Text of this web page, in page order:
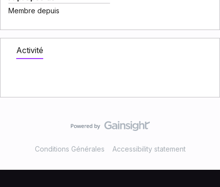
Membre depuis
Activité
Conditions Générales Accessibility statement